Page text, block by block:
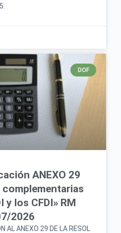
DOF
ANEXO 29
y los CFDI» RM
2026
AL ANEXO 29 DE LA RESOL